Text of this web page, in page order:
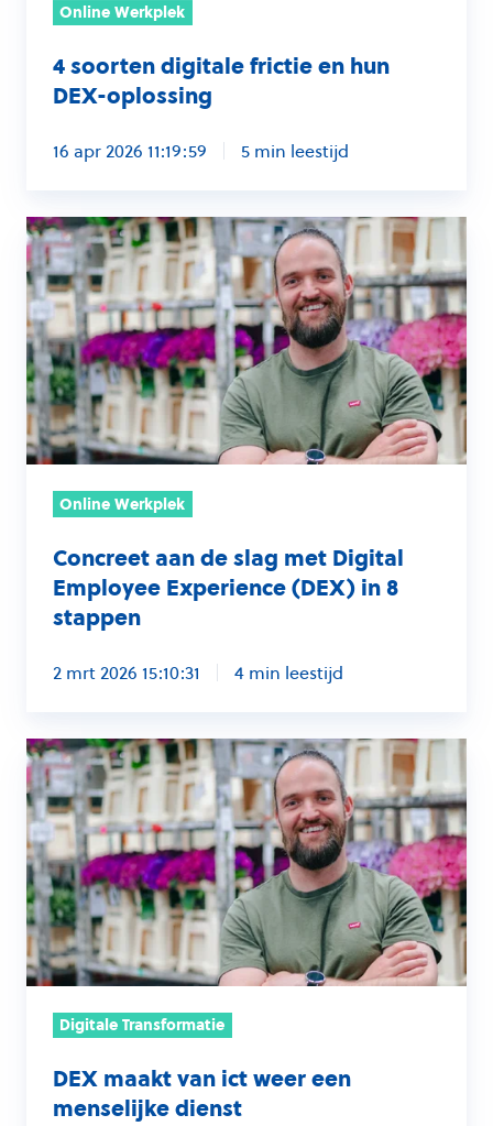
Online Werkplek
4 soorten digitale frictie en hun
DEX-oplossing
16 apr 2026 11:19:59 5 min leestijd
Concreet
aan
de
slag
met
Digital
Employee
Experience
stappen
Online Werkplek
Concreet aan de slag met Digital
Employee Experience (DEX) in 8
stappen
2 mrt 2026 15:10:31 4 min leestijd
DEX
maakt
van
ict
weer
een
menselijke
dienst
Digitale Transformatie
DEX maakt van ict weer een
menselijke dienst